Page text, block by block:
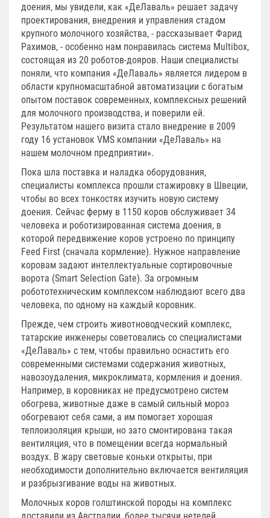
доения, мы увидели, как «ДеЛаваль» решает задачу
проектирования, внедрения и управления стадом
крупного молочного хозяйства, - рассказывает Фарид
Рахимов, - особенно нам понравилась система Multibox,
состоящая из 20 роботов-дояров. Наши специалисты
поняли, что компания «ДеЛаваль» является лидером в
области крупномасштабной автоматизации с богатым
опытом поставок современных, комплексных решений
для молочного производства, и поверили ей.
Результатом нашего визита стало внедрение в 2009
году 16 установок VMS компании «ДеЛаваль» на
нашем молочном предприятии».
Пока шла поставка и наладка оборудования,
специалисты комплекса прошли стажировку в Швеции,
чтобы во всех тонкостях изучить новую систему
доения. Сейчас ферму в 1150 коров обслуживает 34
человека и роботизированная система доения, в
которой передвижение коров устроено по принципу
Feed First (сначала кормление). Нужное направление
коровам задают интеллектуальные сортировочные
ворота (Smart Selection Gate). За огромным
робототехническим комплексом наблюдают всего два
человека, по одному на каждый коровник.
Прежде, чем строить животноводческий комплекс,
татарские инженеры советовались со специалистами
«ДеЛаваль» с тем, чтобы правильно оснастить его
современными системами содержания животных,
навозоудаления, микроклимата, кормления и доения.
Например, в коровниках не предусмотрено систем
обогрева, животные даже в самый сильный мороз
обогревают себя сами, а им помогает хорошая
теплоизоляция крыши, но зато смонтирована такая
вентиляция, что в помещении всегда нормальный
воздух. В жару световые коньки открыты, при
необходимости дополнительно включается вентиляция
и разбрызгивание воды на животных.
Молочных коров голштинской породы на комплекс